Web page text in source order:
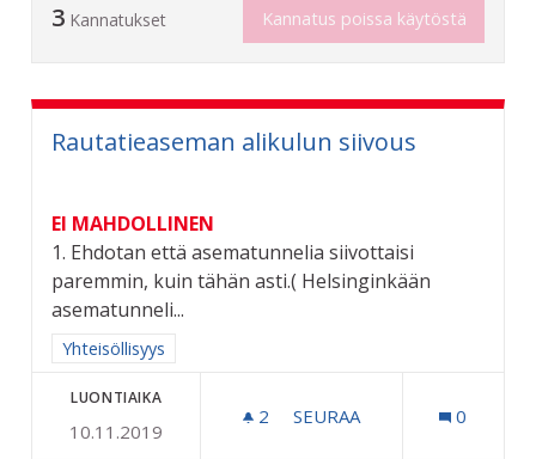
3 Kannatukset Kannatus poissa käytöstä
Rautatieaseman alikulun siivous
EI MAHDOLLINEN
1. Ehdotan että asematunnelia siivottaisi
paremmin, kuin tähän asti.( Helsinginkään
asematunneli...
Rajaa tulokset aihepiirin mukaan: Yhteisöllisyys
Yhteisöllisyys
LUONTIAIKA
10.11.2019
2 2 SEURAAJAA
SEURAA 0